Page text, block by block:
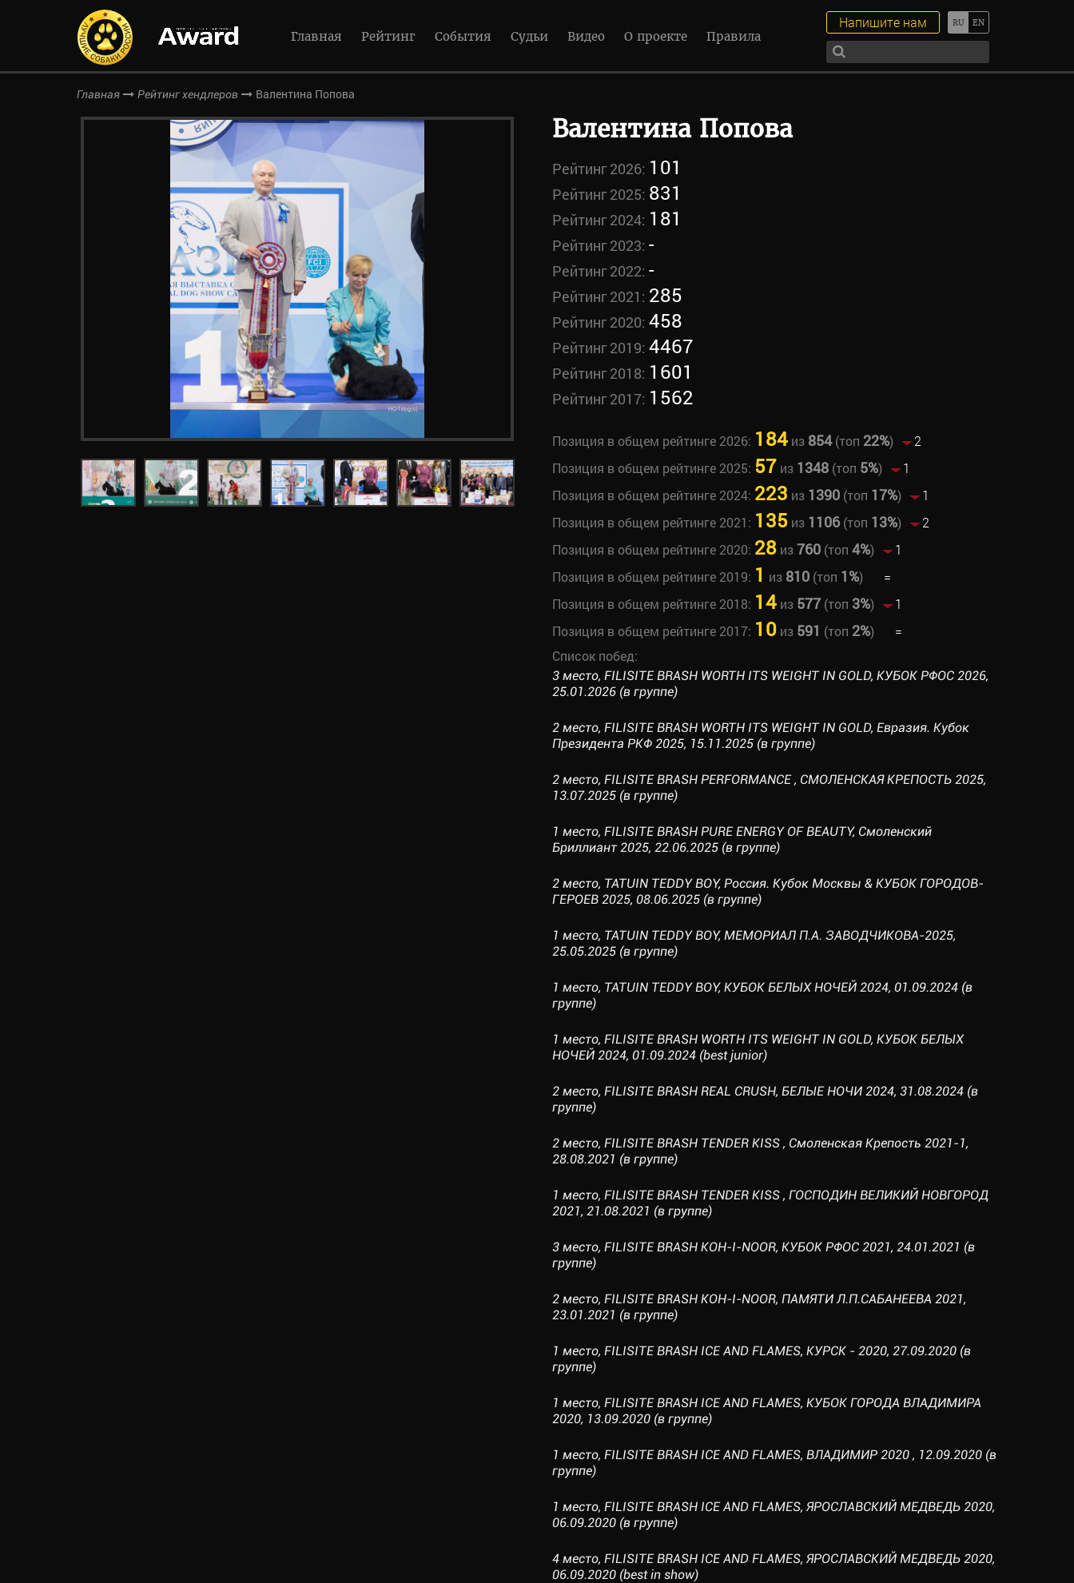
Главная Рейтинг События Судьи Видео О проекте Правила
Напишите нам
Главная Рейтинг хендлеров Валентина Попова
Валентина Попова
Рейтинг 2026: 101
Рейтинг 2025: 831
Рейтинг 2024: 181
Рейтинг 2023: -
Рейтинг 2022: -
Рейтинг 2021: 285
Рейтинг 2020: 458
Рейтинг 2019: 4467
Рейтинг 2018: 1601
Рейтинг 2017: 1562
Позиция в общем рейтинге 2026: 184из 854(топ 22%)
2
Позиция в общем рейтинге 2025: 57 из 1348(топ 5%)
1
Позиция в общем рейтинге 2024: 223 из 1390(топ 17%)
1
Позиция в общем рейтинге 2021: 135из 1106(топ 13%)
2
Позиция в общем рейтинге 2020: 28из760(топ 4%)
1
Позиция в общем рейтинге 2019: 1 из 810(топ 1%)
=
Позиция в общем рейтинге 2018: 14из 577(топ 3%)
1
Позиция в общем рейтинге 2017: 10из 591 (топ 2%)
=
Список побед:
3 место, FILISITE BRASH WORTH ITS WEIGHT IN GOLD, КУБОК РФОС 2026,
25.01.2026 (в группе)
2 место, FILISITE BRASH WORTH ITS WEIGHT IN GOLD, Евразия. Кубок
Президента РКФ 2025, 15.11.2025 (в группе)
2 место, FILISITE BRASH PERFORMANCE , СМОЛЕНСКАЯ КРЕПОСТЬ 2025,
13.07.2025 (в группе)
1 место, FILISITE BRASH PURE ENERGY OF BEAUTY, Смоленский
Бриллиант 2025, 22.06.2025 (в группе)
2 место, TATUIN TEDDY BOY, Россия. Кубок Москвы & КУБОК ГОРОДОВ-
ГЕРОЕВ 2025, 08.06.2025 (в группе)
1 место, TATUIN TEDDY BOY, МЕМОРИАЛ П.А. ЗАВОДЧИКОВА-2025,
25.05.2025 (в группе)
1 место, TATUIN TEDDY BOY, КУБОК БЕЛЫХ НОЧЕЙ 2024, 01.09.2024 (в
группе)
1 место, FILISITE BRASH WORTH ITS WEIGHT IN GOLD, КУБОК БЕЛЫХ
НОЧЕЙ 2024, 01.09.2024 (best junior)
2 место, FILISITE BRASH REAL CRUSH, БЕЛЫЕ НОЧИ 2024, 31.08.2024 (в
группе)
2 место, FILISITE BRASH TENDER KISS , Смоленская Крепость 2021-1,
28.08.2021 (в группе)
1 место, FILISITE BRASH TENDER KISS , ГОСПОДИН ВЕЛИКИЙ НОВГОРОД
2021, 21.08.2021 (в группе)
3 место, FILISITE BRASH KOH-I-NOOR, КУБОК РФОС 2021, 24.01.2021 (в
группе)
2 место, FILISITE BRASH KOH-I-NOOR, ПАМЯТИ Л.П.САБАНЕЕВА 2021,
23.01.2021 (в группе)
1 место, FILISITE BRASH ICE AND FLAMES, КУРСК - 2020, 27.09.2020 (в
группе)
1 место, FILISITE BRASH ICE AND FLAMES, КУБОК ГОРОДА ВЛАДИМИРА
2020, 13.09.2020 (в группе)
1 место, FILISITE BRASH ICE AND FLAMES, ВЛАДИМИР 2020 , 12.09.2020 (в
группе)
1 место, FILISITE BRASH ICE AND FLAMES, ЯРОСЛАВСКИЙ МЕДВЕДЬ 2020,
06.09.2020 (в группе)
4 место, FILISITE BRASH ICE AND FLAMES, ЯРОСЛАВСКИЙ МЕДВЕДЬ 2020,
06.09.2020 (best in show)